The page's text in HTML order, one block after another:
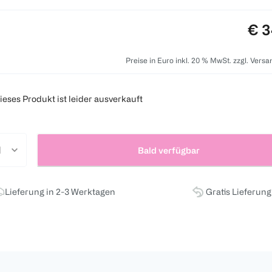
€
Preise in Euro inkl. 20 % MwSt. zzgl.
Produkt ist leider ausverkauft
Bald verfügbar
Lieferung in 2-3 Werktagen Gratis